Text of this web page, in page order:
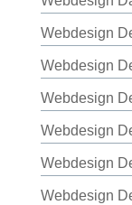
Webdesign
Webdesign
Webdesign
Webdesign
Webdesign
Webdesign